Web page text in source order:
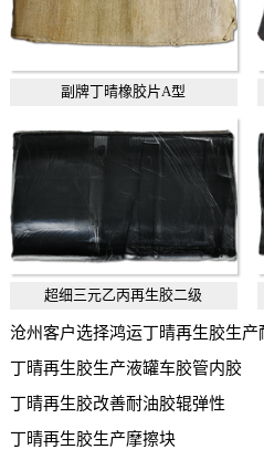
副牌丁晴橡胶片A型
超细三元乙丙再生胶二级
沧州客户选择鸿运丁晴再生胶生产
丁晴再生胶生产液罐车胶管内胶
丁晴再生胶改善耐油胶辊弹性
丁晴再生胶生产摩擦块